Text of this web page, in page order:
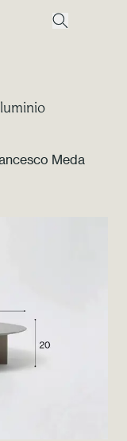
Meda